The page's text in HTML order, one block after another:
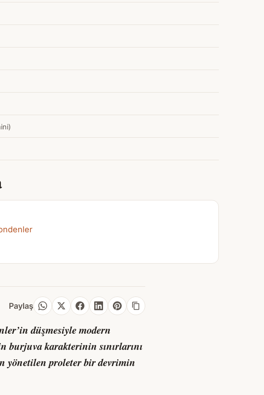
Paylaş
düşmesiyle modern
burjuva karakterinin sınırlarını
yönetilen proleter bir devrimin